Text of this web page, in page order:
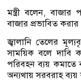
মন্ত্রী বলেন, বাজার
বাজার প্রভাবিত করার
জ্বালানি তেলের
সাময়িক বলে দাবি
পরিবহন ব্যয় কমাতে
অন্যথায় সরবরাহ ব্যয়